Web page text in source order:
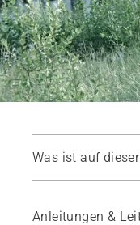
Was ist auf
Anleitungen &